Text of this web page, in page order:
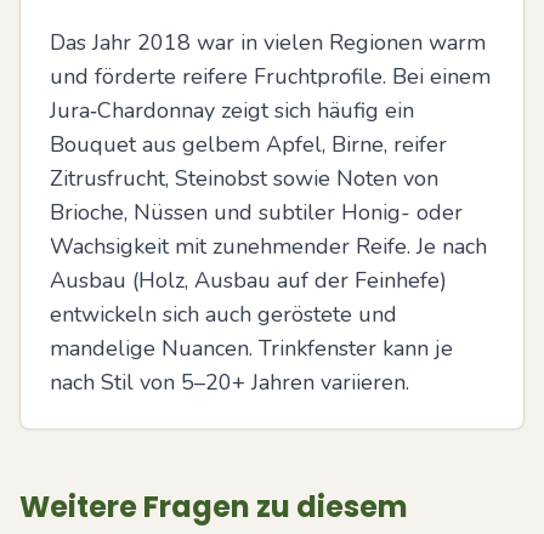
Das Jahr 2018 war in vielen Regionen warm
und förderte reifere Fruchtprofile. Bei einem
Jura‑Chardonnay zeigt sich häufig ein
Bouquet aus gelbem Apfel, Birne, reifer
Zitrusfrucht, Steinobst sowie Noten von
Brioche, Nüssen und subtiler Honig- oder
Wachsigkeit mit zunehmender Reife. Je nach
Ausbau (Holz, Ausbau auf der Feinhefe)
entwickeln sich auch geröstete und
mandelige Nuancen. Trinkfenster kann je
nach Stil von 5–20+ Jahren variieren.
Weitere Fragen zu diesem